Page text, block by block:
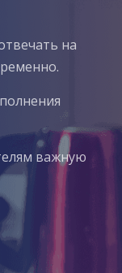
на
важную